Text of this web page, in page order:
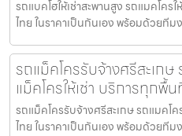
รถแบคโฮให้เช่าสะพานสูง รถแมคโคร
ไทย ในราคาเป็นกันเอง พร้อมด้วยที
รถแม็คโครรับจ้างศรีสะเก
แม็คโครให้เช่า บริการทุกพื้
รถแม็คโครรับจ้างศรีสะเกษ รถแมคโ
ไทย ในราคาเป็นกันเอง พร้อมด้วยที